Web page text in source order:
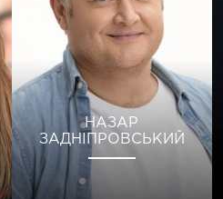
НАЗАР
ЗАДНІПРОВСЬКИЙ